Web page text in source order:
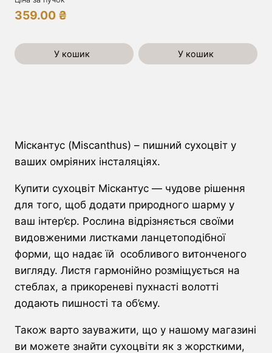
359.00 ₴
У кошик У кошик
Міскантус (Miscanthus) – пишний сухоцвіт у
ваших омріяних інсталяціях.
Купити сухоцвіт Міскантус — чудове рішення
для того, щоб додати природного шарму у
ваш інтер’єр. Рослина відрізняється своїми
видовженими листками ланцетоподібної
форми, що надає їй особливого витонченого
вигляду. Листя гармонійно розміщується на
стеблах, а прикореневі пухнасті волотті
додають пишності та об’єму.
Також варто зауважити, що у нашому магазині
ви можете знайти сухоцвіти як з жорсткими,